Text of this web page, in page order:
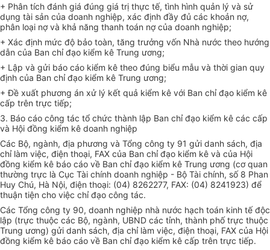
+ Phân tích đánh giá đúng giá trị thực tế, tình hình quản lý và sử
dụng tài sản của doanh nghiệp, xác định đầy đủ các khoản nợ,
phân loại nợ và khả năng thanh toán nợ của doanh nghiệp;
+ Xác định mức độ bảo toàn, tăng trưởng vốn Nhà nước theo hướng
dẫn của Ban chỉ đạo kiểm kê Trung ương;
+ Lập và gửi báo cáo kiểm kê theo đúng biểu mẫu và thời gian quy
định của Ban chỉ đạo kiểm kê Trung ương;
+ Đề xuất phương án xử lý kết quả kiểm kê với Ban chỉ đạo kiểm kê
cấp trên trực tiếp;
3. Báo cáo công tác tổ chức thành lập Ban chỉ đạo kiểm kê các cấp
và Hội đồng kiểm kê doanh nghiệp
Các Bộ, ngành, địa phương và Tổng công ty 91 gửi danh sách, địa
chỉ làm việc, điện thoại, FAX của Ban chỉ đạo kiểm kê và của Hội
đồng kiểm kê báo cáo về Ban chỉ đạo kiểm kê Trung ương (cơ quan
thường trực là Cục Tài chính doanh nghiệp - Bộ Tài chính, số 8 Phan
Huy Chú, Hà Nội, điện thoại: (04) 8262277, FAX: (04) 8241923) để
thuận tiện cho việc chỉ đạo công tác.
Các Tổng công ty 90, doanh nghiệp nhà nước hạch toán kinh tế độc
lập (trực thuộc các Bộ, ngành, UBND các tỉnh, thành phố trực thuộc
Trung ương) gửi danh sách, địa chỉ làm việc, điện thoại, FAX của Hội
đồng kiểm kê báo cáo về Ban chỉ đạo kiểm kê cấp trên trực tiếp.